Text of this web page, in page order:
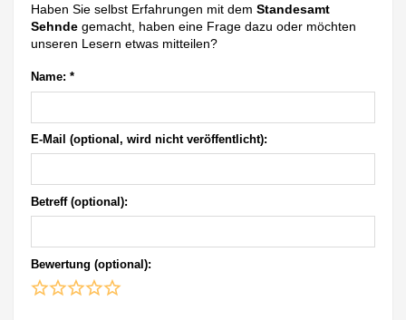
Haben Sie selbst Erfahrungen mit demStandesamt
Sehnde gemacht, haben eine Frage dazu oder möchten
unseren Lesern etwas mitteilen?
Name: *
E-Mail (optional, wird nicht veröffentlicht):
Betreff (optional):
Bewertung (optional):